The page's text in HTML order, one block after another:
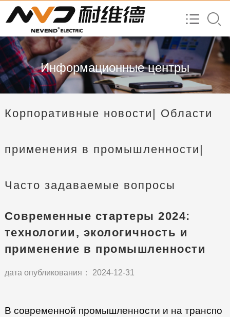
Информационные центры
Корпоративные новости | Области
применения в промышленности
Часто задаваемые вопросы
Современные стартеры 2024:
технологии, экологичность и
применение в промышленности
дата опубликования： 2024-12-31
В современной промышленности и на транспо